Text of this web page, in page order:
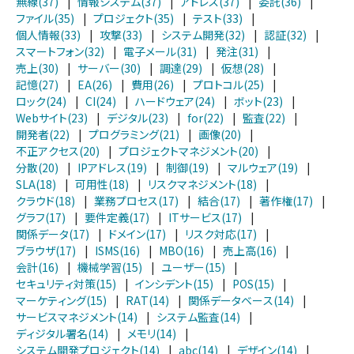
ファイル(35)
| プロジェクト(35) | テスト(33)
|
個人情報(33)
| 攻撃(33) | システム開発(32) | 認証(32)
|
スマートフォン(32)
| 電子メール(31) | 発注(31)
|
売上(30)
| サーバー(30) | 調達(29) | 仮想(28)
|
記憶(27)
| EA(26) | 費用(26) | プロトコル(25)
|
ロック(24)
| CI(24) | ハードウェア(24) | ボット(23)
|
Webサイト(23)
| デジタル(23) | for(22) | 監査(22)
|
開発者(22)
| プログラミング(21) | 画像(20)
|
不正アクセス(20)
| プロジェクトマネジメント(20)
|
分散(20)
| IPアドレス(19) | 制御(19) | マルウェア(19)
|
SLA(18)
| 可用性(18) | リスクマネジメント(18)
|
クラウド(18)
| 業務プロセス(17) | 結合(17) | 著作権(17)
|
グラフ(17)
| 要件定義(17) | ITサービス(17)
|
関係データ(17)
| ドメイン(17) | リスク対応(17)
|
ブラウザ(17)
| ISMS(16) | MBO(16) | 売上高(16)
|
会計(16)
| 機械学習(15) | ユーザー(15)
|
セキュリティ対策(15)
| インシデント(15) | POS(15)
|
マーケティング(15)
| RAT(14) | 関係データベース(14)
|
サービスマネジメント(14)
| システム監査(14)
|
ディジタル署名(14)
| メモリ(14)
|
システム開発プロジェクト(14)
| abc(14) | デザイン(14) |